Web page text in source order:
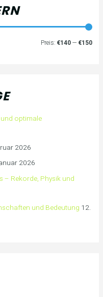
Preis: €140— €150
optimale
2026
2026
– Rekorde, Physik und
und Bedeutung 12.